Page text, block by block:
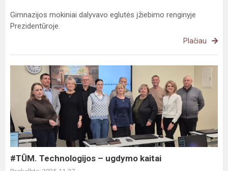
Gimnazijos mokiniai dalyvavo eglutės įžiebimo renginyje
Prezidentūroje.
Plačiau
#TŪM.
Technologijos
ugdymo
kaitai
#TŪM. Technologijos – ugdymo kaitai